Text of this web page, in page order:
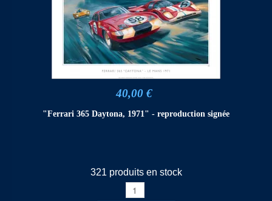
40,00 €
"Ferrari 365 Daytona, 1971" - reproduction signée
321 produits en stock